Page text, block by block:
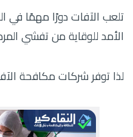
تلعب الآفات دورًا مهمًا في
الأمد للوقاية من تفشي
لذا توفر شركات مكافحة